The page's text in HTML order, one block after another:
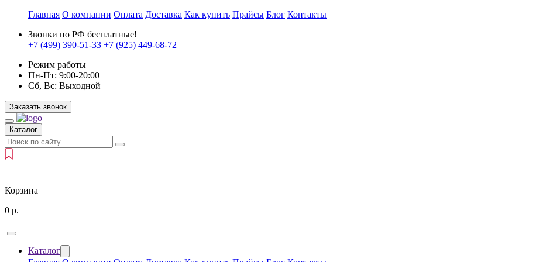
Главная О компании Оплата Доставка Как купить Прайсы Блог Контакты
Звонки по РФ бесплатные!
+7 (499) 390-51-33 +7 (925) 449-68-72
Режим работы
Пн-Пт: 9:00-20:00
Сб, Вс: Выходной
Заказать звонок
Каталог
Корзина
0 р.
Каталог